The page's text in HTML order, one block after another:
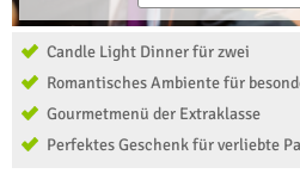
Candle Light Dinner für zwei
Romantisches Ambiente für
Gourmetmenü der Extraklasse
Perfektes Geschenk für verliebte